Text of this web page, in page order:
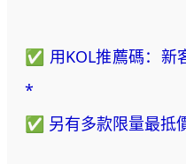
✅ 用KOL推薦碼：新
*
✅ 另有多款限量最抵